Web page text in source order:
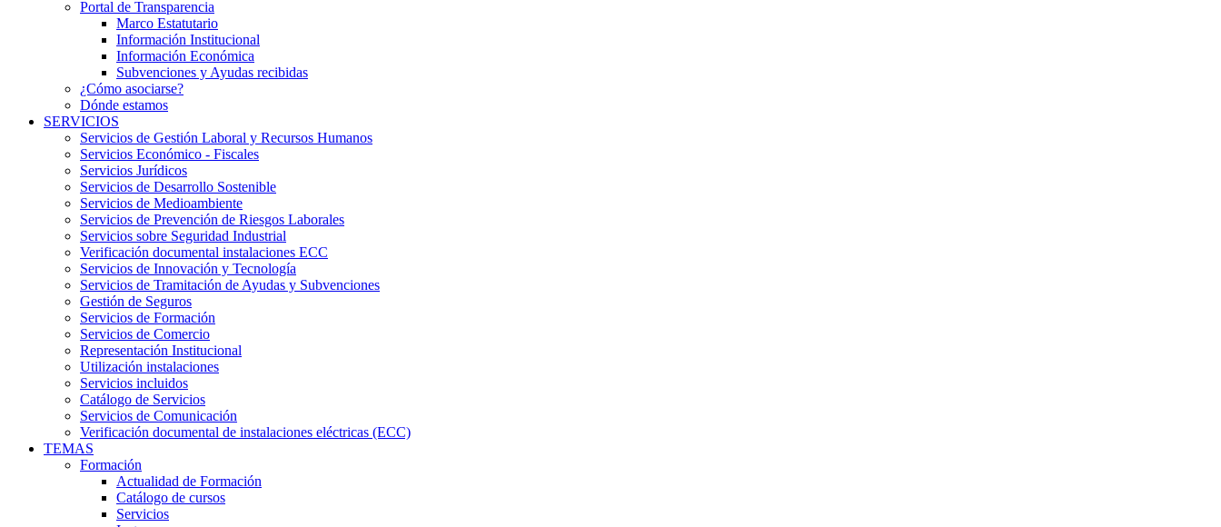
Portal de Transparencia
Marco Estatutario
Información Institucional
Información Económica
Subvenciones y Ayudas recibidas
¿Cómo asociarse?
Dónde estamos
SERVICIOS
Servicios de Gestión Laboral y Recursos Humanos
Servicios Económico - Fiscales
Servicios Jurídicos
Servicios de Desarrollo Sostenible
Servicios de Medioambiente
Servicios de Prevención de Riesgos Laborales
Servicios sobre Seguridad Industrial
Verificación documental instalaciones ECC
Servicios de Innovación y Tecnología
Servicios de Tramitación de Ayudas y Subvenciones
Gestión de Seguros
Servicios de Formación
Servicios de Comercio
Representación Institucional
Utilización instalaciones
Servicios incluidos
Catálogo de Servicios
Servicios de Comunicación
Verificación documental de instalaciones eléctricas (ECC)
TEMAS
Formación
Actualidad de Formación
Catálogo de cursos
Servicios